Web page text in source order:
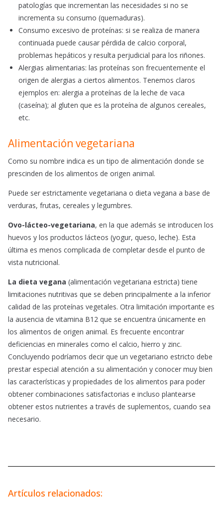
patologías que incrementan las necesidades si no se
incrementa su consumo (quemaduras).
Consumo excesivo de proteínas: si se realiza de manera
continuada puede causar pérdida de calcio corporal,
problemas hepáticos y resulta perjudicial para los riñones.
Alergias alimentarias: las proteínas son frecuentemente el
origen de alergias a ciertos alimentos. Tenemos claros
ejemplos en: alergia a proteínas de la leche de vaca
(caseína); al gluten que es la proteína de algunos cereales,
etc.
Alimentación vegetariana
Como su nombre indica es un tipo de alimentación donde se
prescinden de los alimentos de origen animal.
Puede ser estrictamente vegetariana o dieta vegana a base de
verduras, frutas, cereales y legumbres.
Ovo-lácteo-vegetariana, en la que además se introducen los
huevos y los productos lácteos (yogur, queso, leche). Esta
última es menos complicada de completar desde el punto de
vista nutricional.
La dieta vegana (alimentación vegetariana estricta) tiene
limitaciones nutritivas que se deben principalmente a la inferior
calidad de las proteínas vegetales. Otra limitación importante es
la ausencia de vitamina B12 que se encuentra únicamente en
los alimentos de origen animal. Es frecuente encontrar
deficiencias en minerales como el calcio, hierro y zinc.
Concluyendo podríamos decir que un vegetariano estricto debe
prestar especial atención a su alimentación y conocer muy bien
las características y propiedades de los alimentos para poder
obtener combinaciones satisfactorias e incluso plantearse
obtener estos nutrientes a través de suplementos, cuando sea
necesario.
Artículos relacionados: